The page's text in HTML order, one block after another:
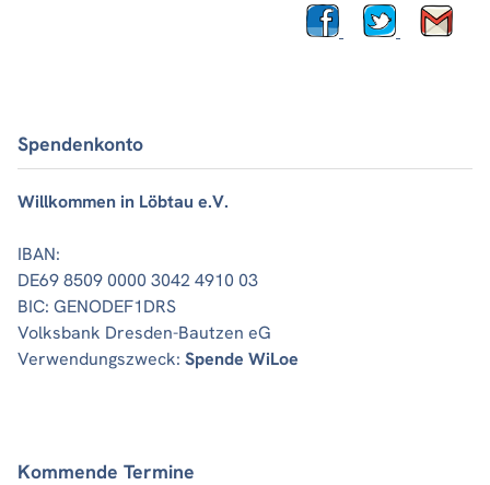
Spendenkonto
Willkommen in Löbtau e.V.
IBAN:
DE69 8509 0000 3042 4910 03
BIC: GENODEF1DRS
Volksbank Dresden-Bautzen eG
Verwendungszweck: Spende WiLoe
Kommende Termine